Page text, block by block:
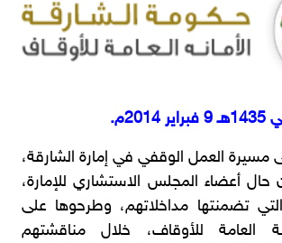
مسيرة العمل الوقفي في إمارة الشارقة،
حال أعضاء المجلس الاستشاري للإمارة،
تضمنتها مداخلاتهم، وطرحوها على
العامة للأوقاف، خلال مناقشتهم